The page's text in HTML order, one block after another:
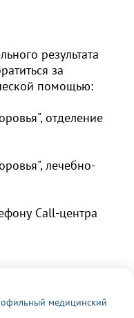
результата
за
помощью:
отделение
лечебно-
Call-центра
медицинский